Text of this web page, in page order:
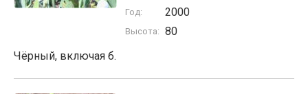
Год: 2000
Высота: 80
Чёрный, включая б.